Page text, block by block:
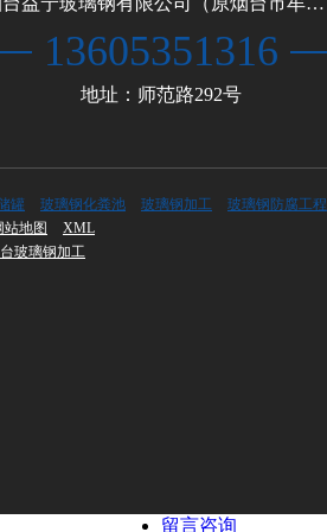
13605351316
地址：师范路292号
罐 玻璃钢化粪池 玻璃钢加工 玻璃钢防腐工程
站地图
XML
玻璃钢加工
留言咨询